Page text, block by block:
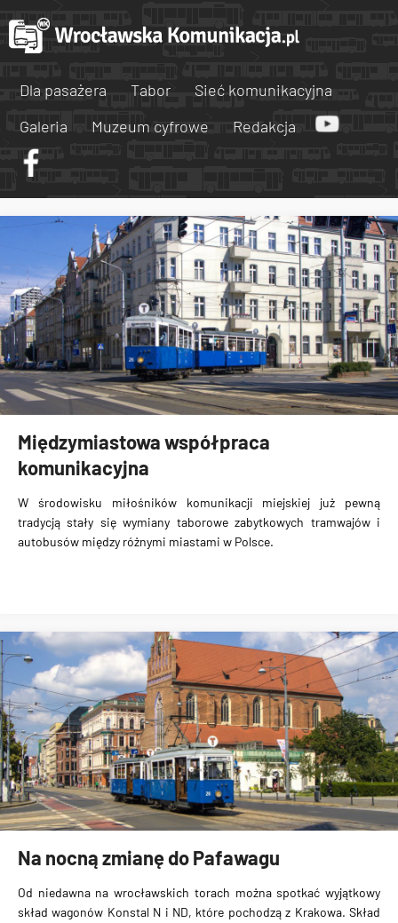
Dla pasażera Tabor
Sieć komunikacyjna
Galeria
Muzeum cyfrowe Redakcja
Międzymiastowa współpraca
komunikacyjna
W środowisku miłośników komunikacji miejskiej już pewną
tradycją stały się wymiany taborowe zabytkowych tramwajów i
autobusów między różnymi miastami w Polsce.
Na nocną zmianę do Pafawagu
Od niedawna na wrocławskich torach można spotkać wyjątkowy
skład wagonów Konstal N i ND, które pochodzą z Krakowa. Skład